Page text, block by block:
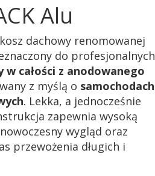
Alu
dachowy renomowanej
do profesjonalnych
w całości z anodowanego
z myślą o samochodach
. Lekka, a jednocześnie
zapewnia wysoką
wygląd oraz
przewożenia długich i